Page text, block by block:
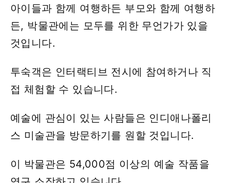
아이들과 함께 여행하든 부모와 함께 여행하
든, 박물관에는 모두를 위한 무언가가 있을
것입니다.
투숙객은 인터랙티브 전시에 참여하거나 직
접 체험할 수 있습니다.
예술에 관심이 있는 사람들은 인디애나폴리
스 미술관을 방문하기를 원할 것입니다.
이 박물관은 54,000점 이상의 예술 작품을